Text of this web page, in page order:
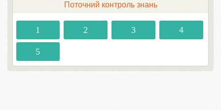
Поточний контроль знань
1 2 3 4
5